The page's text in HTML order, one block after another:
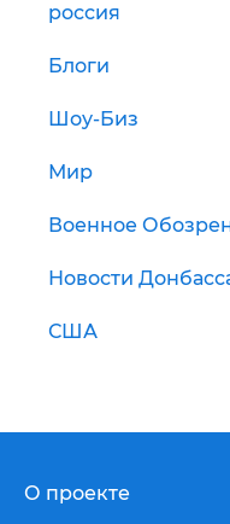
россия
Блоги
Шоу-Биз
Мир
Военное
Новости
США
О проекте